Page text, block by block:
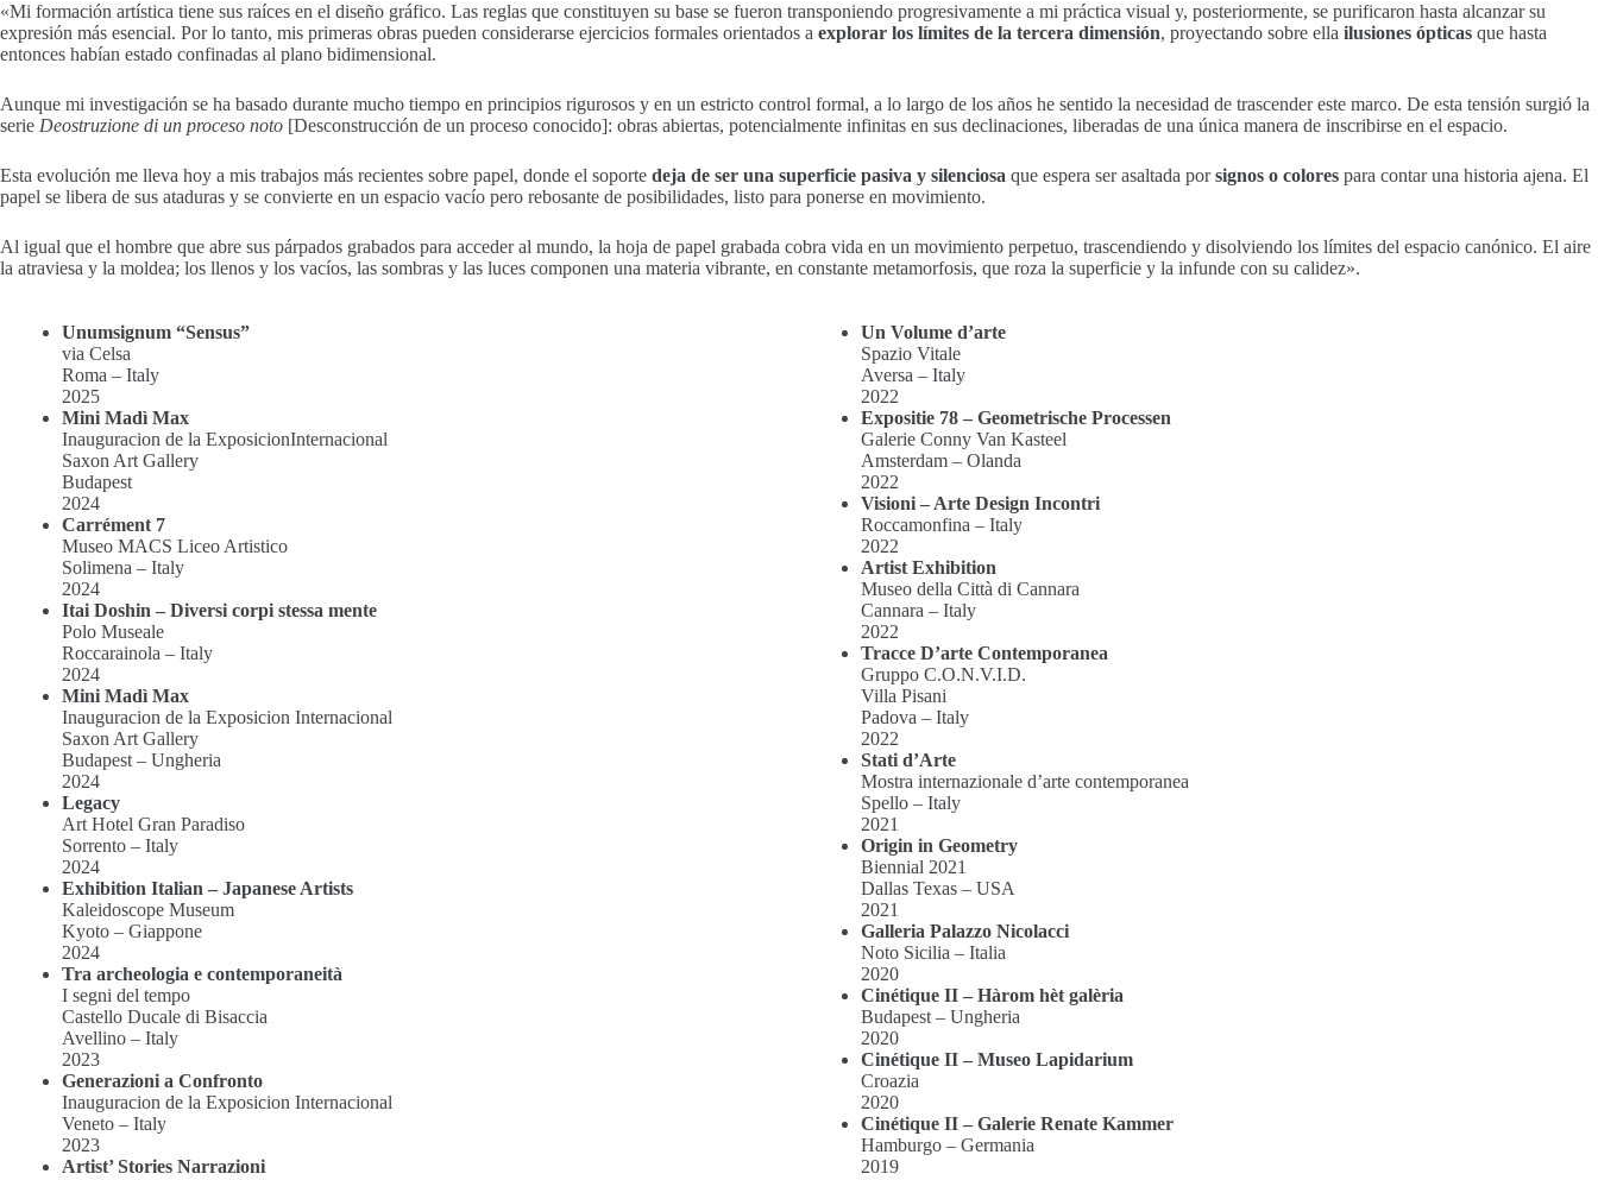
«Mi formación artística tiene sus raíces en el diseño gráfico. Las reglas que constituyen su base se fueron transponiendo progresivamente a mi práctica visual y, posteriormente, se purificaron hasta alcanzar su
expresión más esencial. Por lo tanto, mis primeras obras pueden considerarse ejercicios formales orientados a explorar los límites de la tercera dimensión, proyectando sobre ella ilusiones ópticas que hasta
entonces habían estado confinadas al plano bidimensional.
Aunque mi investigación se ha basado durante mucho tiempo en principios rigurosos y en un estricto control formal, a lo largo de los años he sentido la necesidad de trascender este marco. De esta tensión surgió la
serie Deostruzione di un proceso noto [Desconstrucción de un proceso conocido]: obras abiertas, potencialmente infinitas en sus declinaciones, liberadas de una única manera de inscribirse en el espacio.
Esta evolución me lleva hoy a mis trabajos más recientes sobre papel, donde el soporte deja de ser una superficie pasiva y silenciosa que espera ser asaltada porsignos o colores para contar una historia ajena. El
papel se libera de sus ataduras y se convierte en un espacio vacío pero rebosante de posibilidades, listo para ponerse en movimiento.
Al igual que el hombre que abre sus párpados grabados para acceder al mundo, la hoja de papel grabada cobra vida en un movimiento perpetuo, trascendiendo y disolviendo los límites del espacio canónico. El aire
la atraviesa y la moldea; los llenos y los vacíos, las sombras y las luces componen una materia vibrante, en constante metamorfosis, que roza la superficie y la infunde con su calidez».
Unumsignum “Sensus”
via Celsa
Roma – Italy
2025
Mini Madì Max
Inauguracion de la ExposicionInternacional
Saxon Art Gallery
Budapest
2024
Carrément 7
Museo MACS Liceo Artistico
Solimena – Italy
2024
Itai Doshin – Diversi corpi stessa mente
Polo Museale
Roccarainola – Italy
2024
Mini Madì Max
Inauguracion de la Exposicion Internacional
Saxon Art Gallery
Budapest – Ungheria
2024
Legacy
Art Hotel Gran Paradiso
Sorrento – Italy
2024
Exhibition Italian – Japanese Artists
Kaleidoscope Museum
Kyoto – Giappone
2024
Tra archeologia e contemporaneità
I segni del tempo
Castello Ducale di Bisaccia
Avellino – Italy
2023
Generazioni a Confronto
Inauguracion de la Exposicion Internacional
Veneto – Italy
2023
Artist’ Stories Narrazioni
Un Volume d’arte
Spazio Vitale
Aversa – Italy
2022
Expositie 78 – Geometrische Processen
Galerie Conny Van Kasteel
Amsterdam – Olanda
2022
Visioni – Arte Design Incontri
Roccamonfina – Italy
2022
Artist Exhibition
Museo della Città di Cannara
Cannara – Italy
2022
Tracce D’arte Contemporanea
Gruppo C.O.N.V.I.D.
Villa Pisani
Padova – Italy
2022
Stati d’Arte
Mostra internazionale d’arte contemporanea
Spello – Italy
2021
Origin in Geometry
Biennial 2021
Dallas Texas – USA
2021
Galleria Palazzo Nicolacci
Noto Sicilia – Italia
2020
Cinétique II – Hàrom hèt galèria
Budapest – Ungheria
2020
Cinétique II – Museo Lapidarium
Croazia
2020
Cinétique II – Galerie Renate Kammer
Hamburgo – Germania
2019